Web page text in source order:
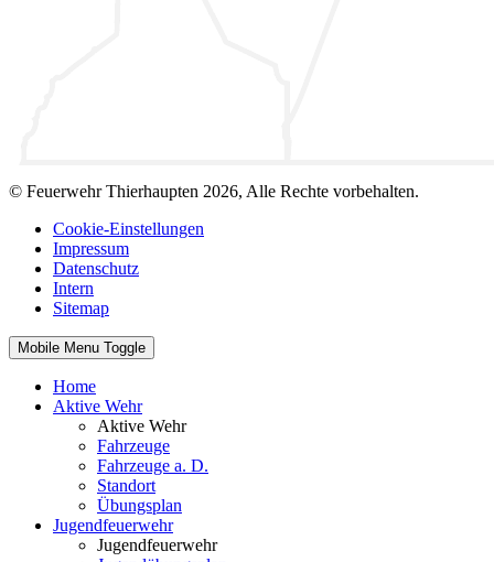
© Feuerwehr Thierhaupten 2026, Alle Rechte vorbehalten.
Cookie-Einstellungen
Impressum
Datenschutz
Intern
Sitemap
Mobile Menu Toggle
Home
Aktive Wehr
Aktive Wehr
Fahrzeuge
Fahrzeuge a. D.
Standort
Übungsplan
Jugendfeuerwehr
Jugendfeuerwehr